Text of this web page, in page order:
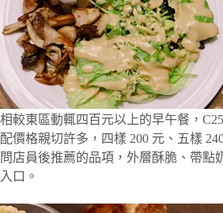
相較東區動輒四百元以上的早午餐，
配價格親切許多，四樣 200 元、五樣
問店員後推薦的品項，外層酥脆、帶點
入口。